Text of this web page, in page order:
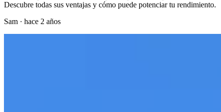
Descubre todas sus ventajas y cómo puede potenciar tu rendimiento.
Sam · hace 2 años